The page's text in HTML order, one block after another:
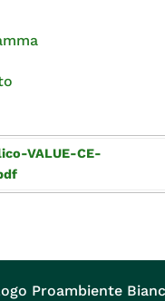
VALUE-CE-